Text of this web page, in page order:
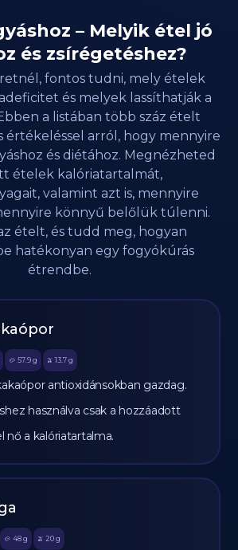
– Melyik étel jó
és zsírégetéshez?
fontos tudni, mely ételek
és melyek lassíthatják a
a listában több száz ételt
értékeléssel arról, hogy mennyire
és diétához. Megnézheted
ételek kalóriatartalmát,
valamint azt is, mennyire
könnyű belőlük túlenni.
ételt, és tudd meg, hogyan
hatékonyan egy fogyókúrás
étrendbe.
🥔 57.9g 🫒 13.7 g
antioxidánsokban gazdag.
használva csak a hozzáadott
nő a kalóriatartalma.
🥔 48g 🫒 20 g